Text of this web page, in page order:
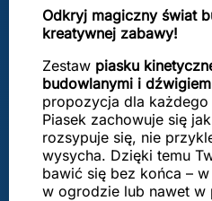
Odkryj magiczny świat
kreatywnej zabawy!
Zestaw piasku
budowlanymi i dźwigiem
propozycja dla każdego
Piasek zachowuje się
rozsypuje się, nie
wysycha. Dzięki temu
bawić się bez końca –
w ogrodzie lub nawet w